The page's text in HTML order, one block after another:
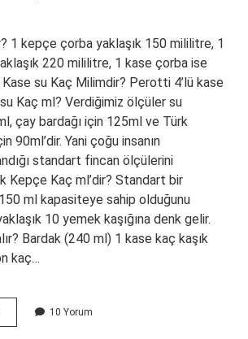
1 kepçe çorba yaklaşık 150 mililitre, 1
220 mililitre, 1 kase çorba ise
su Kaç Milimdir? Perotti 4’lü kase
Kaç ml? Verdiğimiz ölçüler su
çay bardağı için 125ml ve Türk
90ml’dir. Yani çoğu insanın
standart fincan ölçülerini
Kepçe Kaç ml’dir? Standart bir
150 ml kapasiteye sahip olduğunu
10 yemek kaşığına denk gelir.
Bardak (240 ml) 1 kase kaç kaşık
kaç…
Kase
10 Yorum